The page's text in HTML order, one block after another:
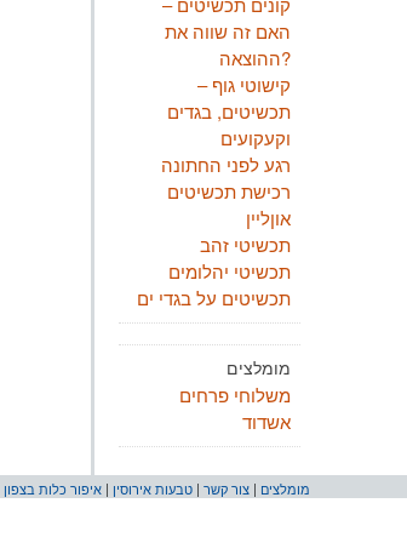
האם זה שווה את
ההוצאה?
קישוטי גוף –
תכשיטים, בגדים
וקעקועים
רגע לפני החתונה
רכישת תכשיטים
אוןליין
תכשיטי זהב
תכשיטי יהלומים
תכשיטים על בגדי ים
מומלצים
משלוחי פרחים
אשדוד
מומלצים |צור קשר |טבעות אירוסין |איפור כלות בצפון